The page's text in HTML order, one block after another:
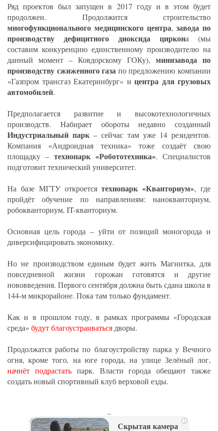
Ряд проектов был запущен в 2017 году и в этом будет
продолжен. Продолжится строительство
многофункционального медицинского центра,завода по
производству дефицитного диоксида циркона (мы
составим конкуренцию единственному производителю на
данный момент – Ковдорскому ГОКу), минизавода по
производству сжиженного газа по предложению компании
«Газпром трансгаз Екатеринбург» и центра для грузовых
автомобилей.
Предполагается развитие и высокотехнологичных
производств. Набирает обороты недавно созданный
Индустриальный парк – сейчас там уже 14 резидентов.
Компания «Андроидная техника» тоже создаёт свою
площадку – технопарк «Робототехника». Специалистов
подготовит технический университет.
На базе МГТУ откроетсятехнопарк «Кванториум», где
пройдёт обучение по направлениям: нанокванториум,
робокванториум, IT-кванториум.
Основная цель города – уйти от позиций моногорода и
диверсифицировать экономику.
Но не производством единым будет жить Магнитка, для
повседневной жизни горожан готовятся и другие
нововведения. Первого сентября должна быть сдана школа в
144-м микрорайоне. Пока там только фундамент.
Как и в прошлом году, в рамках программы «Городская
среда» будут благоустраиваться дворы.
Продолжатся работы по благоустройству парка у Вечного
огня, кроме того, на юге города, на улице Зелёный лог,
начнёт подрастатьпарк. Власти города обещают также
создать новый спортивный клуб верховой езды.
i
Скрытая камера